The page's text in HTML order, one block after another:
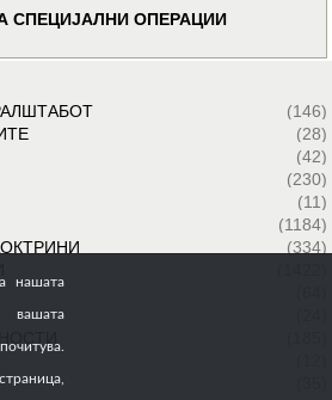
СПЕЦИЈАЛНИ ОПЕРАЦИИ
(146)
(28)
(42)
(230)
(11)
(1184)
(334)
нашата
вашата